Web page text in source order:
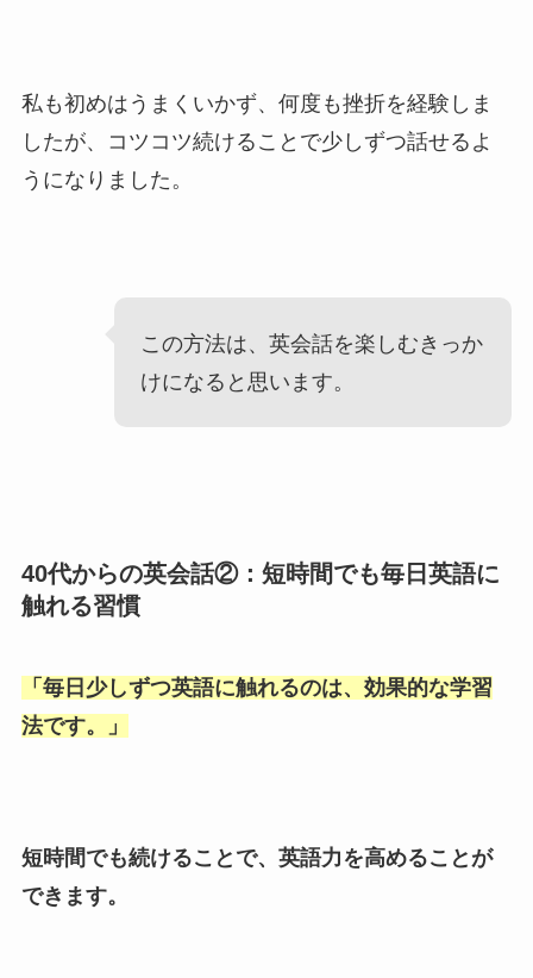
私も初めはうまくいかず、何度も挫折を経験しま
したが、コツコツ続けることで少しずつ話せるよ
うになりました。
この方法は、英会話を楽しむきっか
けになると思います。
40代からの英会話②：短時間でも毎日英語に
触れる習慣
「 毎日少しずつ英語に触れるのは、効果的な学習
法です。
」
短時間でも続けることで、英語力を高めることが
できます。